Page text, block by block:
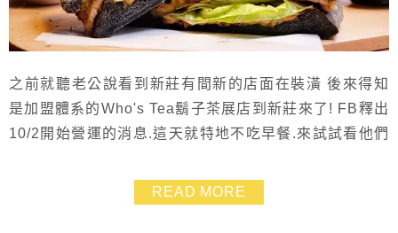
之前就聽老公說看到新莊有間新的店面在裝潢 後來得知
是加盟體系的Who's Tea鬍子茶展店到新莊來了! FB釋出
10/2開始營運的消息.這天就特地不吃早餐.來試試看他們
還不錯 早上來比較沒人.感覺會比較好喲!
READ MORE